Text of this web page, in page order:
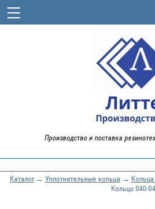
Производство и поставка
Каталог→ Уплотнительные кольца →
Кольцо 040-